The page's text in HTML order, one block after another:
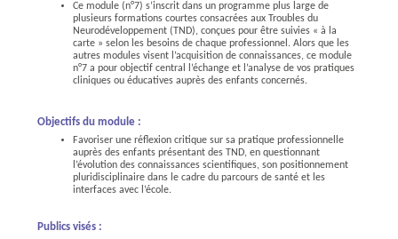
Ce module (n°7) s’inscrit dans un programme plus large de
plusieurs formations courtes consacrées aux Troubles du
Neurodéveloppement (TND), conçues pour être suivies « à la
carte » selon les besoins de chaque professionnel. Alors que les
autres modules visent l’acquisition de connaissances, ce module
n°7 a pour objectif central l’échange et l’analyse de vos pratiques
cliniques ou éducatives auprès des enfants concernés.
Objectifs du module :
Favoriser une réflexion critique sur sa pratique professionnelle
auprès des enfants présentant des TND, en questionnant
l’évolution des connaissances scientifiques, son positionnement
pluridisciplinaire dans le cadre du parcours de santé et les
interfaces avec l’école.
Publics visés :